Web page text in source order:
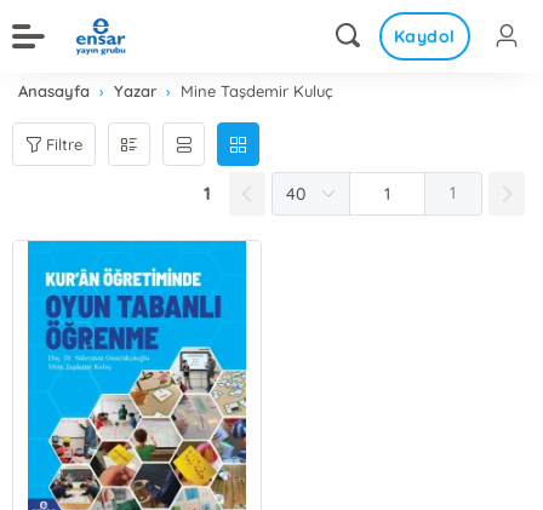
Kaydol
Anasayfa Yazar Mine Taşdemir Kuluç
Filtre
1 1